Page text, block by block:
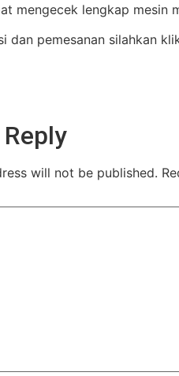
mengecek lengkap mesin
dan pemesanan silahkan
will not be published.